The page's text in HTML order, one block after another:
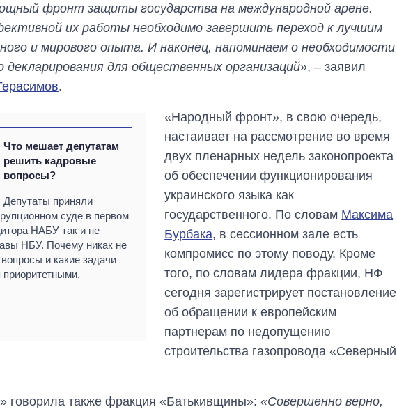
фронт защиты государства на международной арене.
их работы необходимо завершить переход к лучшим
и мирового опыта. И наконец, напоминаем о необходимости
для общественных организаций», – заявил
.
Что мешает депутатам
решить кадровые
вопросы?
Депутаты приняли
суде в первом
НАБУ так и не
НБУ. Почему никак не
и какие задачи
«Народный фронт», в свою очередь,
настаивает на рассмотрение во время
двух пленарных недель законопроекта
об обеспечении функционирования
украинского языка как
государственного. По словам Максима
Бурбака, в сессионном зале есть
компромисс по этому поводу. Кроме
того, по словам лидера фракции, НФ
сегодня зарегистрирует постановление
об обращении к европейским
партнерам по недопущению
строительства газопровода «Северный
говорила также фракция «Батькивщины»: «Совершенно верно,